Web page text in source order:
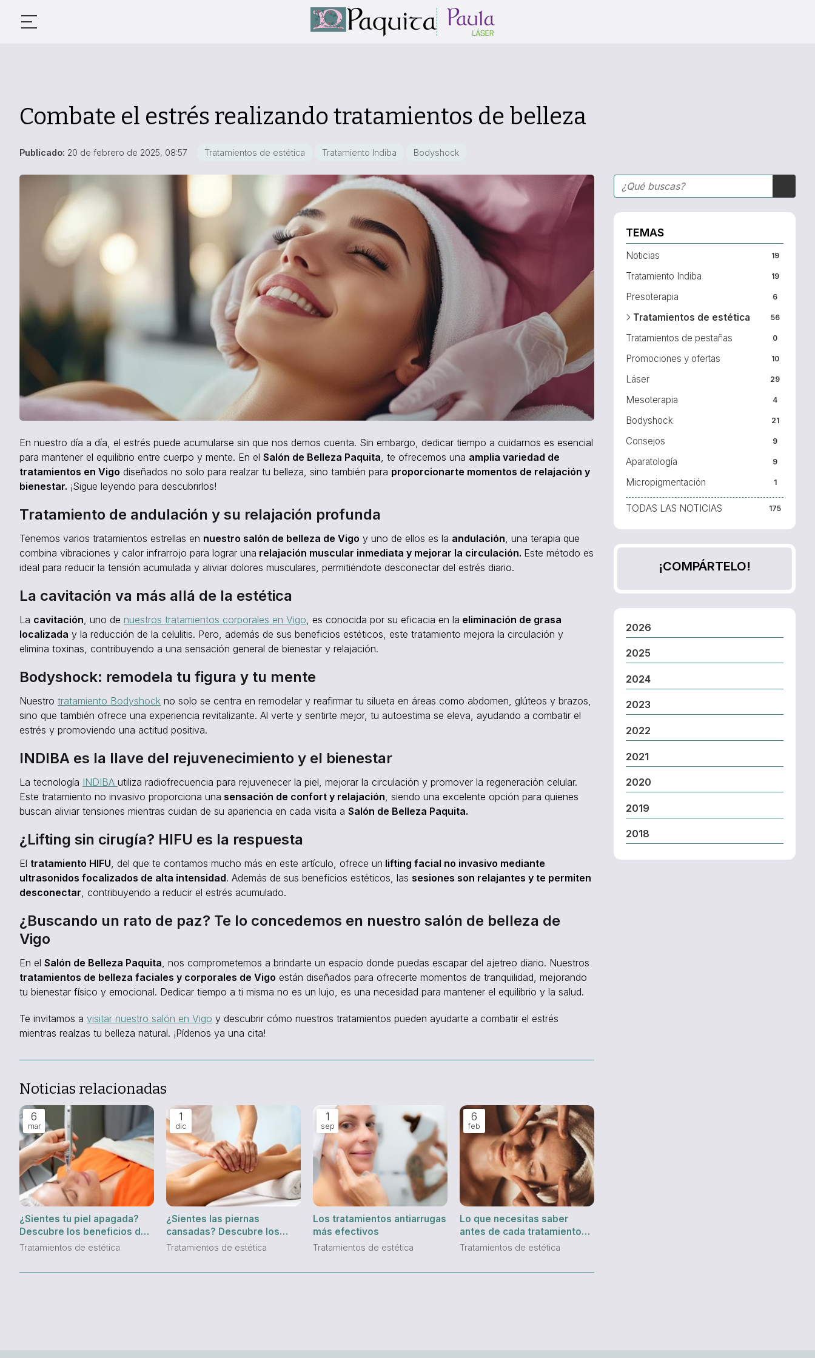
Combate el estrés realizando tratamientos de belleza
Publicado: 20 de febrero de 2025, 08:57 Tratamientos de estética Tratamiento Indiba Bodyshock
TEMAS
TODAS LAS NOTICIAS 175
Noticias 19
Tratamiento Indiba 19
Presoterapia 6
Tratamientos de estética 56
Tratamientos de pestañas 0
Promociones y ofertas 10
Láser 29
Mesoterapia 4
Bodyshock 21
Consejos 9
Aparatología 9
Micropigmentación 1
En nuestro día a día, el estrés puede acumularse sin que nos demos cuenta. Sin embargo, dedicar tiempo a cuidarnos es esencial
para mantener el equilibrio entre cuerpo y mente. En el Salón de Belleza Paquita, te ofrecemos una amplia variedad de
tratamientos en Vigo diseñados no solo para realzar tu belleza, sino también para proporcionarte momentos de relajación y
bienestar. ¡Sigue leyendo para descubrirlos!
Tratamiento de andulación y su relajación profunda
Tenemos varios tratamientos estrellas en nuestro salón de belleza de Vigo y uno de ellos es la andulación, una terapia que
combina vibraciones y calor infrarrojo para lograr una relajación muscular inmediata y mejorar la circulación. Este método es
ideal para reducir la tensión acumulada y aliviar dolores musculares, permitiéndote desconectar del estrés diario.
La cavitación va más allá de la estética
La cavitación, uno de nuestros tratamientos corporales en Vigo, es conocida por su eficacia en la eliminación de grasa
localizada y la reducción de la celulitis. Pero, además de sus beneficios estéticos, este tratamiento mejora la circulación y
elimina toxinas, contribuyendo a una sensación general de bienestar y relajación.
Bodyshock: remodela tu figura y tu mente
Nuestro tratamiento Bodyshock no solo se centra en remodelar y reafirmar tu silueta en áreas como abdomen, glúteos y brazos,
sino que también ofrece una experiencia revitalizante. Al verte y sentirte mejor, tu autoestima se eleva, ayudando a combatir el
estrés y promoviendo una actitud positiva.
INDIBA es la llave del rejuvenecimiento y el bienestar
La tecnología INDIBA utiliza radiofrecuencia para rejuvenecer la piel, mejorar la circulación y promover la regeneración celular.
Este tratamiento no invasivo proporciona una sensación de confort y relajación, siendo una excelente opción para quienes
buscan aliviar tensiones mientras cuidan de su apariencia en cada visita a Salón de Belleza Paquita.
¿Lifting sin cirugía? HIFU es la respuesta
El tratamiento HIFU, del que te contamos mucho más en este artículo, ofrece un lifting facial no invasivo mediante
ultrasonidos focalizados de alta intensidad. Además de sus beneficios estéticos, las sesiones son relajantes y te permiten
desconectar, contribuyendo a reducir el estrés acumulado.
¿Buscando un rato de paz? Te lo concedemos en nuestro salón de belleza de
Vigo
En el Salón de Belleza Paquita, nos comprometemos a brindarte un espacio donde puedas escapar del ajetreo diario. Nuestros
tratamientos de belleza faciales y corporales de Vigo están diseñados para ofrecerte momentos de tranquilidad, mejorando
tu bienestar físico y emocional. Dedicar tiempo a ti misma no es un lujo, es una necesidad para mantener el equilibrio y la salud.
Te invitamos a visitar nuestro salón en Vigo y descubrir cómo nuestros tratamientos pueden ayudarte a combatir el estrés
mientras realzas tu belleza natural. ¡Pídenos ya una cita!
Noticias relacionadas
6
mar
¿Sientes tu piel apagada?
Descubre los beneficios de
los tratamientos de
Tratamientos de estética
1
dic
¿Sientes las piernas
cansadas? Descubre los
beneficios de los
Tratamientos de estética
1
sep
Los tratamientos antiarrugas
más efectivos
Tratamientos de estética
6
feb
Lo que necesitas saber
antes de cada tratamiento
estético
Tratamientos de estética
¡COMPÁRTELO!
2026
2025
2024
2023
2022
2021
2020
2019
2018